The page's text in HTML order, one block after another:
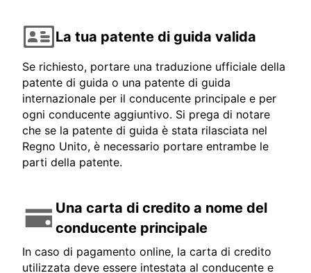
La tua patente di guida valida
Se richiesto, portare una traduzione ufficiale della
patente di guida o una patente di guida
internazionale per il conducente principale e per
ogni conducente aggiuntivo. Si prega di notare
che se la patente di guida è stata rilasciata nel
Regno Unito, è necessario portare entrambe le
parti della patente.
Una carta di credito a nome del
conducente principale
In caso di pagamento online, la carta di credito
utilizzata deve essere intestata al conducente e